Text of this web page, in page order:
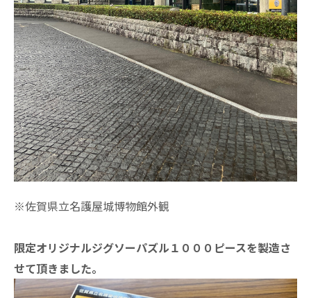
※佐賀県立名護屋城博物館外観
限定オリジナルジグソーパズル１０００ピースを製造さ
せて頂きました。